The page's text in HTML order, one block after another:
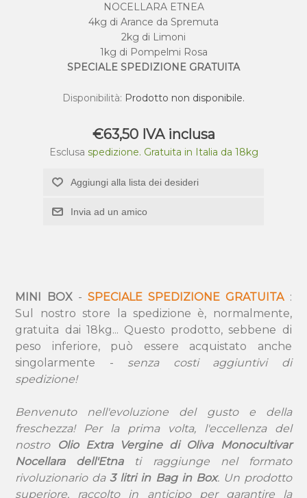
NOCELLARA ETNEA
4kg di Arance da Spremuta
2kg di Limoni
1kg di Pompelmi Rosa
SPECIALE SPEDIZIONE GRATUITA
Disponibilità: Prodotto non disponibile.
€63,50 IVA inclusa
Esclusa spedizione. Gratuita in Italia da 18kg
Aggiungi alla lista dei desideri
Invia ad un amico
MINI BOX-SPECIALE SPEDIZIONE GRATUITA:
Sul nostro store la spedizione è, normalmente,
gratuita dai 18kg... Questo prodotto, sebbene di
peso inferiore, può essere acquistato anche
singolarmente - senza costi aggiuntivi di
spedizione!
Benvenuto nell'evoluzione del gusto e della
freschezza! Per la prima volta, l'eccellenza del
nostro
Olio Extra Vergine di Oliva Monocultivar
Nocellara dell'Etnati raggiunge nel formato
rivoluzionario da3 litri in Bag in Box. Un prodotto
superiore, raccolto in anticipo per garantire la